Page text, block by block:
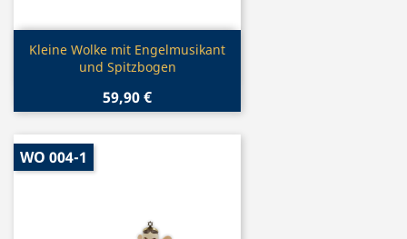
Vorschau
Kleine Wolke mit Engelmusikant
und Spitzbogen
59,90 €
WO 004-1